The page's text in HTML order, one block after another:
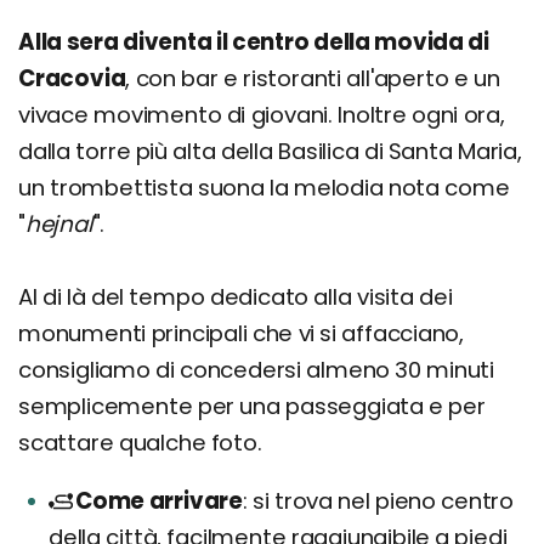
Alla sera diventa il centro della movida di
Cracovia, con bar e ristoranti all'aperto e un
vivace movimento di giovani. Inoltre ogni ora,
dalla torre più alta della Basilica di Santa Maria,
un trombettista suona la melodia nota come
"hejnal".
Al di là del tempo dedicato alla visita dei
monumenti principali che vi si affacciano,
consigliamo di concedersi almeno 30 minuti
semplicemente per una passeggiata e per
scattare qualche foto.
Come arrivare si trova nel pieno centro
della città, facilmente raggiungibile a piedi